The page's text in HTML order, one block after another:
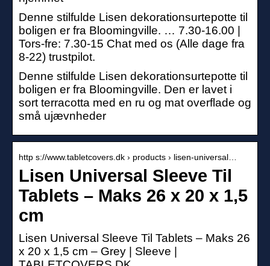
Denne stilfulde Lisen dekorationsurtepotte til
boligen er fra Bloomingville. … 7.30-16.00 |
Tors-fre: 7.30-15 Chat med os (Alle dage fra
8-22) trustpilot.
Denne stilfulde Lisen dekorationsurtepotte til
boligen er fra Bloomingville. Den er lavet i
sort terracotta med en ru og mat overflade og
små ujævnheder
http s://www.tabletcovers.dk › products › lisen-universal…
Lisen Universal Sleeve Til
Tablets – Maks 26 x 20 x 1,5
cm
Lisen Universal Sleeve Til Tablets – Maks 26
x 20 x 1,5 cm – Grey | Sleeve |